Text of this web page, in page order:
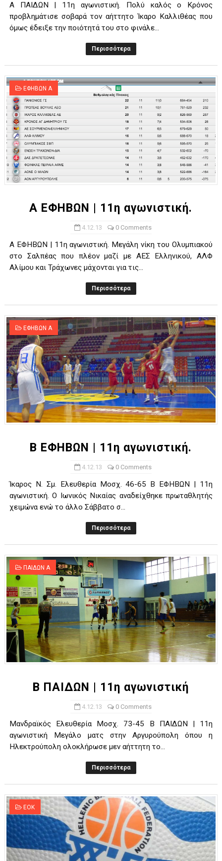
Α ΠΑΙΔΩΝ | 11η αγωνιστική. Πολύ καλός ο Κρόνος
προβλημάτισε σοβαρά τον αήττητο Ίκαρο Καλλιθέας που
όμως έδειξε την ποιότητά του στο φινάλε...
Περισσότερα
ΕΦΗΒΩΝ Α
Α ΕΦΗΒΩΝ | 11η αγωνιστική.
4.12.13 0 Comments
Α ΕΦΗΒΩΝ | 11η αγωνιστική. Μεγάλη νίκη του Ολυμπιακού
στο Σαλπέας που πλέον μαζί με ΑΕΣ Ελληνικού, ΑΛΦ
Αλίμου και Τράχωνες μάχονται για τις...
Περισσότερα
ΕΦΗΒΩΝ Α
Β ΕΦΗΒΩΝ | 11η αγωνιστική.
4.12.13 0 Comments
Ίκαρος Ν. Σμ. Ελευθερία Μοσχ. 46-65 Β ΕΦΗΒΩΝ | 11η
αγωνιστική. Ο Ιωνικός Νικαίας αναδείχθηκε πρωταθλητής
χειμώνα ενώ το άλλο Σάββατο σ...
Περισσότερα
ΠΑΙΔΩΝ Α
Β ΠΑΙΔΩΝ | 11η αγωνιστική
4.12.13 0 Comments
Μανδραϊκός Ελευθερία Μοσχ. 73-45 Β ΠΑΙΔΩΝ | 11η
αγωνιστική Μεγάλο ματς στην Αργυρούπολη όπου η
Ηλεκτρούπολη ολοκλήρωσε μεν αήττητη το...
Περισσότερα
ΕΟΚ